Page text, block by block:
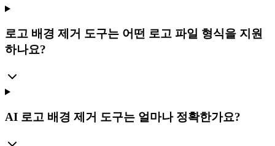
로고 배경 제거 도구는 어떤 로고 파일 형식을 지원
하나요?
AI 로고 배경 제거 도구는 얼마나 정확한가요?